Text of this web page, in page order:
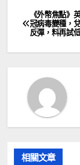
文
章
覽
《外幣焦點》
冠病毒變種，
反彈，料再試
相關文章